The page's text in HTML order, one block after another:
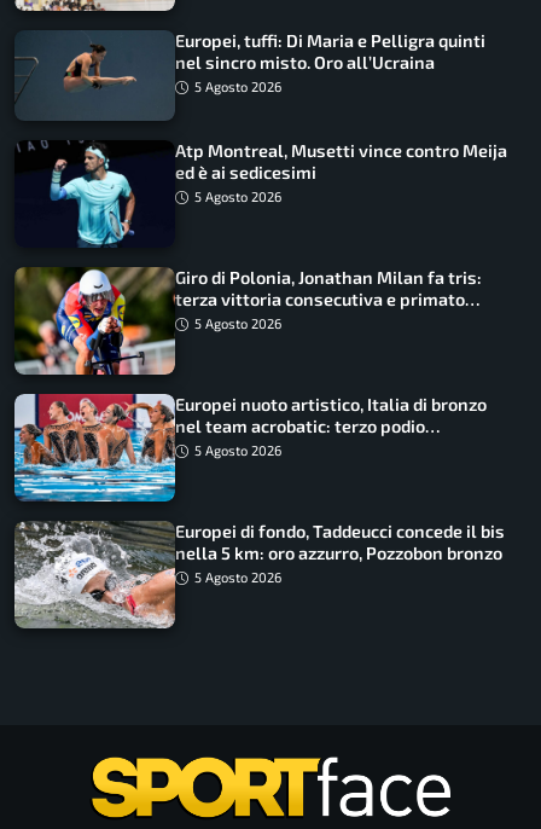
Europei, tuffi: Di Maria e Pelligra quinti
nel sincro misto. Oro all’Ucraina
5 Agosto 2026
Atp Montreal, Musetti vince contro Meija
ed è ai sedicesimi
5 Agosto 2026
Giro di Polonia, Jonathan Milan fa tris:
terza vittoria consecutiva e primato
rafforzato
5 Agosto 2026
Europei nuoto artistico, Italia di bronzo
nel team acrobatic: terzo podio
consecutivo
5 Agosto 2026
Europei di fondo, Taddeucci concede il bis
nella 5 km: oro azzurro, Pozzobon bronzo
5 Agosto 2026